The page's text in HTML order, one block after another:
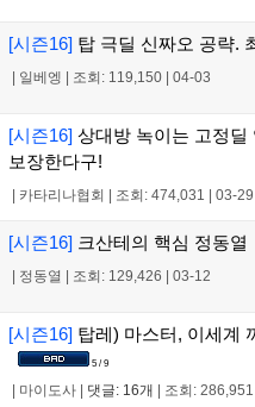
[시즌16] 탑 극딜 신짜오 공략.
일베엥 조회: 119,150 04-03
[시즌16] 상대방 녹이는 고정딜
보장한다구!
카타리나협회 조회: 474,031 03-29
[시즌16] 크산테의 핵심 정동열
정동열 조회: 129,426 03-12
[시즌16] 탑레) 마스터, 이세계
5 / 9
마이도사 댓글: 16개 조회: 286,951